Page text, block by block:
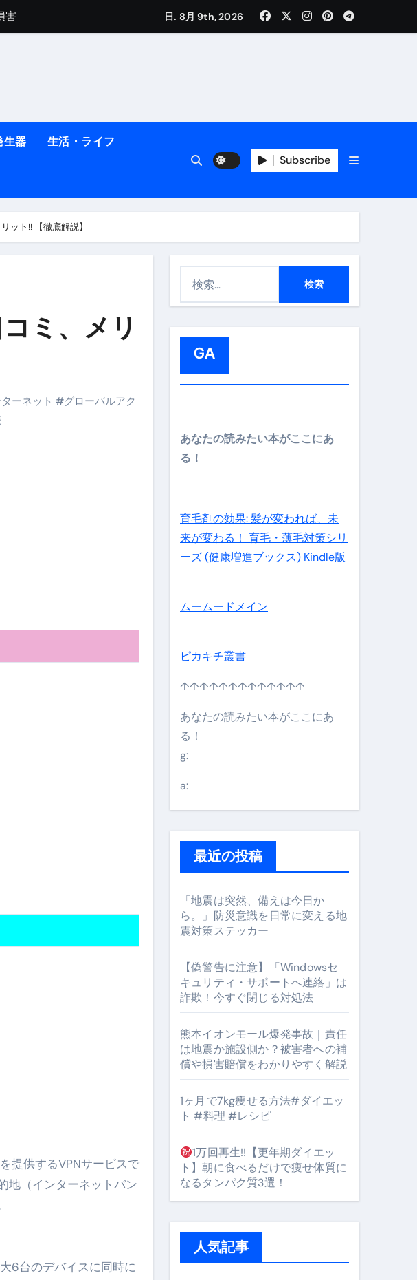
賠償をわかりやすく解説
る9つの習慣 | レシピ付き | ダイエット中の食事
き方
方を解説
【2026】
ン【ムームードメイン】
法
国民は●●をしないとこの先さらに貧しくなります。【 竹花貴騎 切り抜き 会社員
投資
#弁護士 #法律
方を徹底解説
リーマン【2025年10月3日】 #bitcoin #全財産 #暗号資産
ーモンド #ダイエット #筋トレ #美容 #健康 #雑学 #ナレーター #小林将大
らを選びますか？ #shorts
と男性ホルモン
そのすべての起点となるのが独自ドメイン
PC・高性能BTOを最安で手に入れる方法
る「究極のスマホ防衛システム」完全ガイド
ン」完全ガイド
英語脳を作る完全ガイド
日. 8月 9th, 2026
生器 生活・ライフ
Subscribe
ット!! 【徹底解説】
ミ、メリ
ーネット #グローバルアク
地（インターネットバン
6台のデバイスに同時に
GA
あなたの読みたい本がここにあ
る！
育毛剤の効果: 髪が変われば、未
来が変わる！ 育毛・薄毛対策シリ
ーズ (健康増進ブックス) Kindle版
ムームードメイン
ピカキチ叢書
↑↑↑↑↑↑↑↑↑↑↑↑↑
あなたの読みたい本がここにあ
る！
g:
a:
最近の投稿
「地震は突然、備えは今日か
ら。」防災意識を日常に変える地
震対策ステッカー
【偽警告に注意】「Windowsセ
キュリティ・サポートへ連絡」は
詐欺！今すぐ閉じる対処法
熊本イオンモール爆発事故｜責任
は地震か施設側か？被害者への補
償や損害賠償をわかりやすく解説
1ヶ月で7kg痩せる方法#ダイエッ
ト #料理 #レシピ
1万回再生!!【更年期ダイエッ
ト】朝に食べるだけで痩せ体質に
なるタンパク質3選！
人気記事